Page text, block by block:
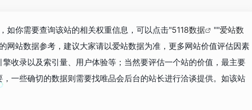
如你需要查询该站的相关权重信息，可以点击"5118数据 ""爱站数
网站数据参考，建议大家请以爱站数据为准，更多网站价值评估因素
收录以及索引量、用户体验等；当然要评估一个站的价值，最主要
一些确切的数据则需要找唯品会后台的站长进行洽谈提供。如该站